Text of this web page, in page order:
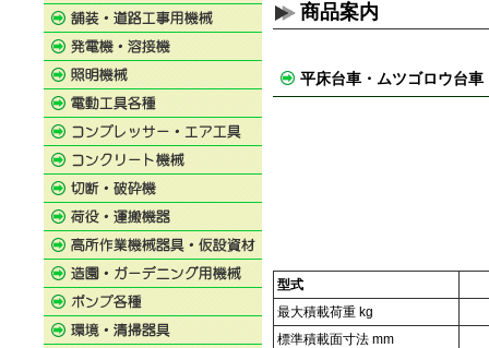
商品案内
平床台車・ムツゴロウ台車
型式
最大積載荷重 kg
標準積載面寸法 mm